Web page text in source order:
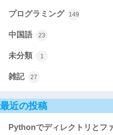
プログラミング 149
中国語 23
未分類 1
雑記 27
最近の投稿
Pythonでディレクトリとフ